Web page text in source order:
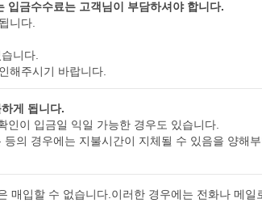
입금수수료는 고객님이 부담하셔야 합니다.
니다.
니다.
해주시기 바랍니다.
게 됩니다.
이 입금일 익일 가능한 경우도 있습니다.
의 경우에는 지불시간이 지체될 수 있음을 양해
매입할 수 없습니다.이러한 경우에는 전화나 메일